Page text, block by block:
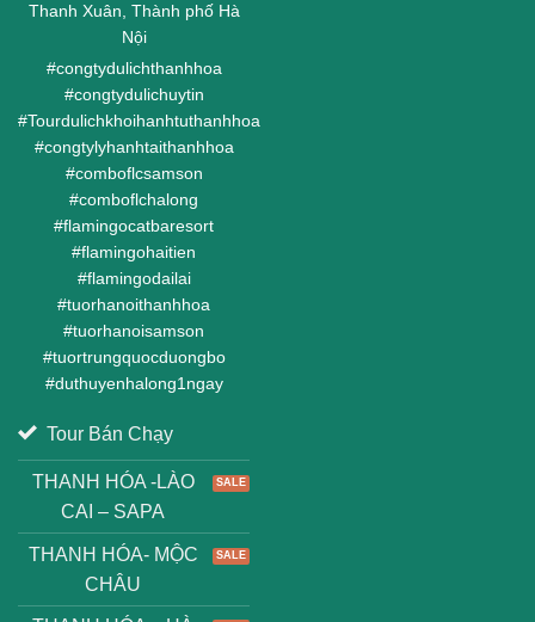
Thanh Xuân, Thành phố Hà
Nội
#congtydulichthanhhoa
#congtydulichuytin
#Tourdulichkhoihanhtuthanhhoa
#congtylyhanhtaithanhhoa
#comboflcsamson
#comboflchalong
#flamingocatbaresort
#flamingohaitien
#flamingodailai
#tuorhanoithanhhoa
#tuorhanoisamson
#tuortrungquocduongbo
#duthuyenhalong1ngay
Tour Bán Chạy
THANH HÓA -LÀO
CAI – SAPA
THANH HÓA- MỘC
CHÂU